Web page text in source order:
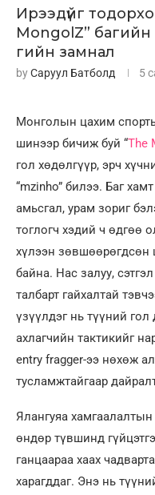
Ирээдүйг
MongolZ” багийн
гийн замнал
byСаруул Батболд 5
Монголын цахим
шинээр бичиж буй “The
гол хөдөлгүүр, эрч
“mzinho” билээ. Баг
амьсгал, урам зориг
тоглогч хэдий ч өдгөө
хүлээн
байна. Нас залуу,
талбарт гайхалтай
үзүүлдэг нь түүний
ахлагчийн тактикийг
entry fragger-ээ нөхөж
тусламжтайгаар
Ялангуяа
өндөр түвшинд
ганцаараа хаах
харагддаг. Энэ нь